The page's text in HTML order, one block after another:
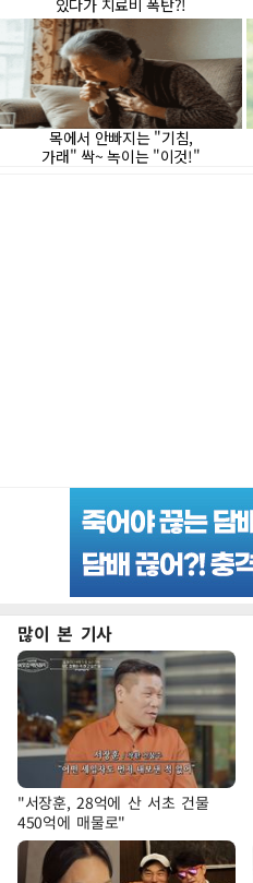
많이 본 기사
"서장훈, 28억에 산 서초 건물
450억에 매물로"